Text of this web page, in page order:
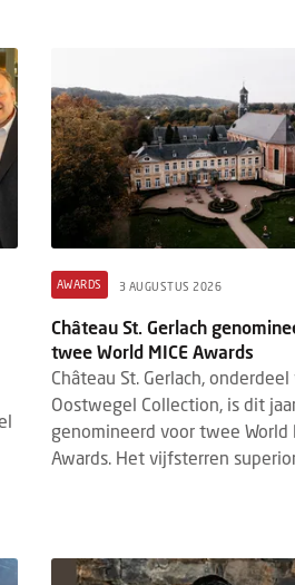
AWARDS 3 AUGUSTUS 2026
Château St. Gerlach
twee World MICE Awards
Château St. Gerlach, onderdeel
Oostwegel Collection, is dit
genomineerd voor twee World
Awards. Het vijfsterren superior